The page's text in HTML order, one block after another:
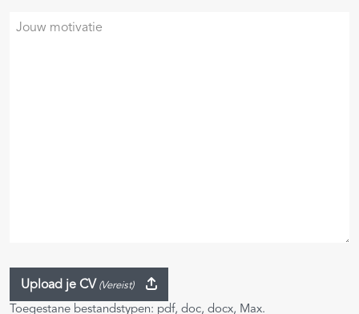
Je
Upload je CV (Vereist)
Toegestane bestandstypen: pdf, doc, docx, Max.